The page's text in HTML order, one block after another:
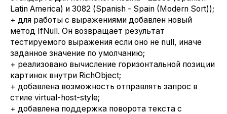
Latin America) и 3082 (Spanish - Spain (Modern Sort));
+ для работы с выражениями добавлен новый
метод IfNull. Он возвращает результат
тестируемого выражения если оно не null, иначе
заданное значение по умолчанию;
+ реализовано вычисление горизонтальной позиции
картинок внутри RichObject;
+ добавлена возможность отправлять запрос в
стиле virtual-host-style;
+ добавлена поддержка поворота текста с